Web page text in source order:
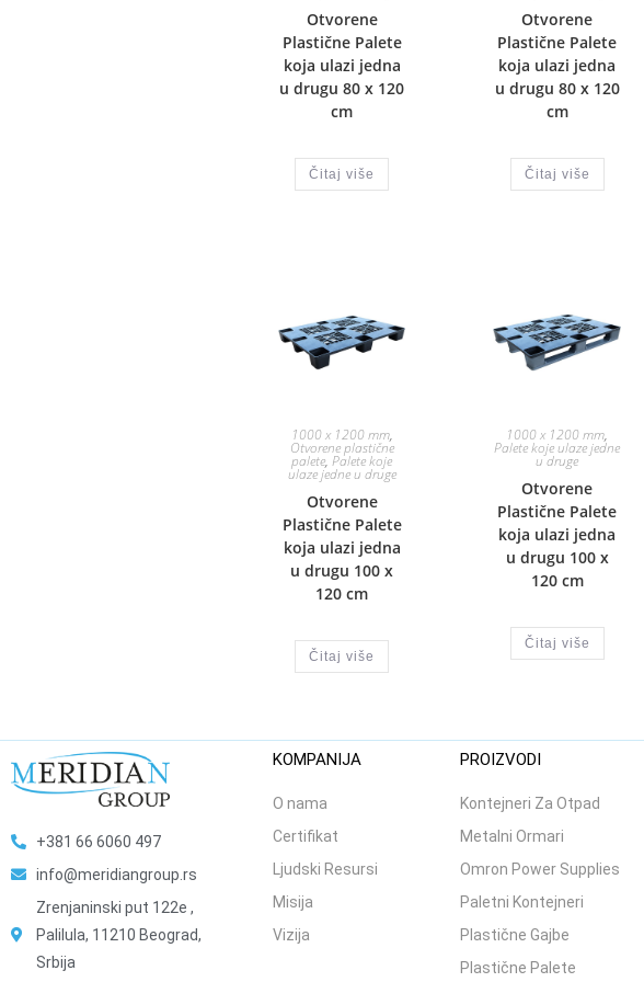
Otvorene
Plastične Palete
koja ulazi jedna
u drugu 80 x 120
cm
Čitaj više
Otvorene
Plastične Palete
koja ulazi jedna
u drugu 80 x 120
cm
Čitaj više
1000 x 1200 mm,
Otvorene plastične
palete,Palete koje
ulaze jedne u druge
Otvorene
Plastične Palete
koja ulazi jedna
u drugu 100 x
120 cm
Čitaj više
1000 x 1200 mm,
Palete koje ulaze jedne
u druge
Otvorene
Plastične Palete
koja ulazi jedna
u drugu 100 x
120 cm
Čitaj više
+381 66 6060 497
info@meridiangroup.rs
Zrenjaninski put 122e ,
Palilula, 11210 Beograd,
Srbija
KOMPANIJA
O nama
Certifikat
Ljudski Resursi
Misija
Vizija
PROIZVODI
Kontejneri Za Otpad
Metalni Ormari
Omron Power Supplies
Paletni Kontejneri
Plastične Gajbe
Plastične Palete